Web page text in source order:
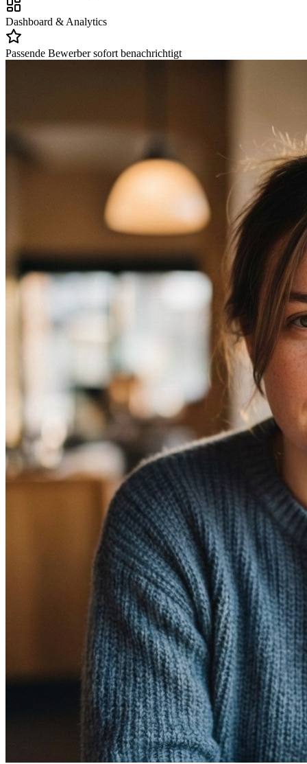
Dashboard & Analytics
Passende Bewerber sofort benachrichtigt